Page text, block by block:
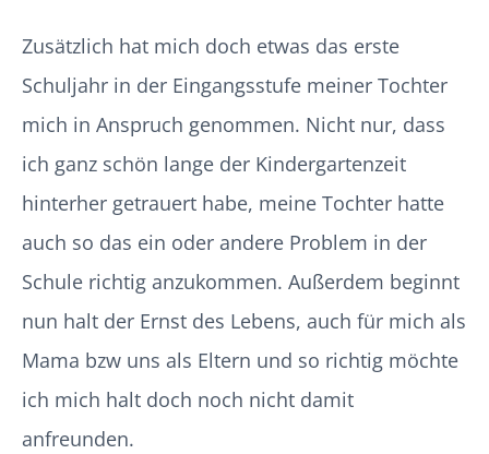
Zusätzlich hat mich doch etwas das erste
Schuljahr in der Eingangsstufe meiner Tochter
mich in Anspruch genommen. Nicht nur, dass
ich ganz schön lange der Kindergartenzeit
hinterher getrauert habe, meine Tochter hatte
auch so das ein oder andere Problem in der
Schule richtig anzukommen. Außerdem beginnt
nun halt der Ernst des Lebens, auch für mich als
Mama bzw uns als Eltern und so richtig möchte
ich mich halt doch noch nicht damit
anfreunden.